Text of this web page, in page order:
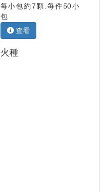
每小包約7顆.每件50小
包
查看
火種